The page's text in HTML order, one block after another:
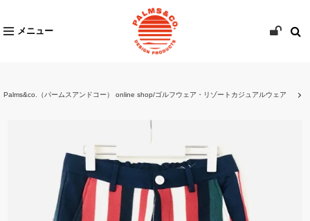
メニュー
Palms&co.（パームスアンドコー） online shop/ゴルフウェア・リゾートカジュアルウェア